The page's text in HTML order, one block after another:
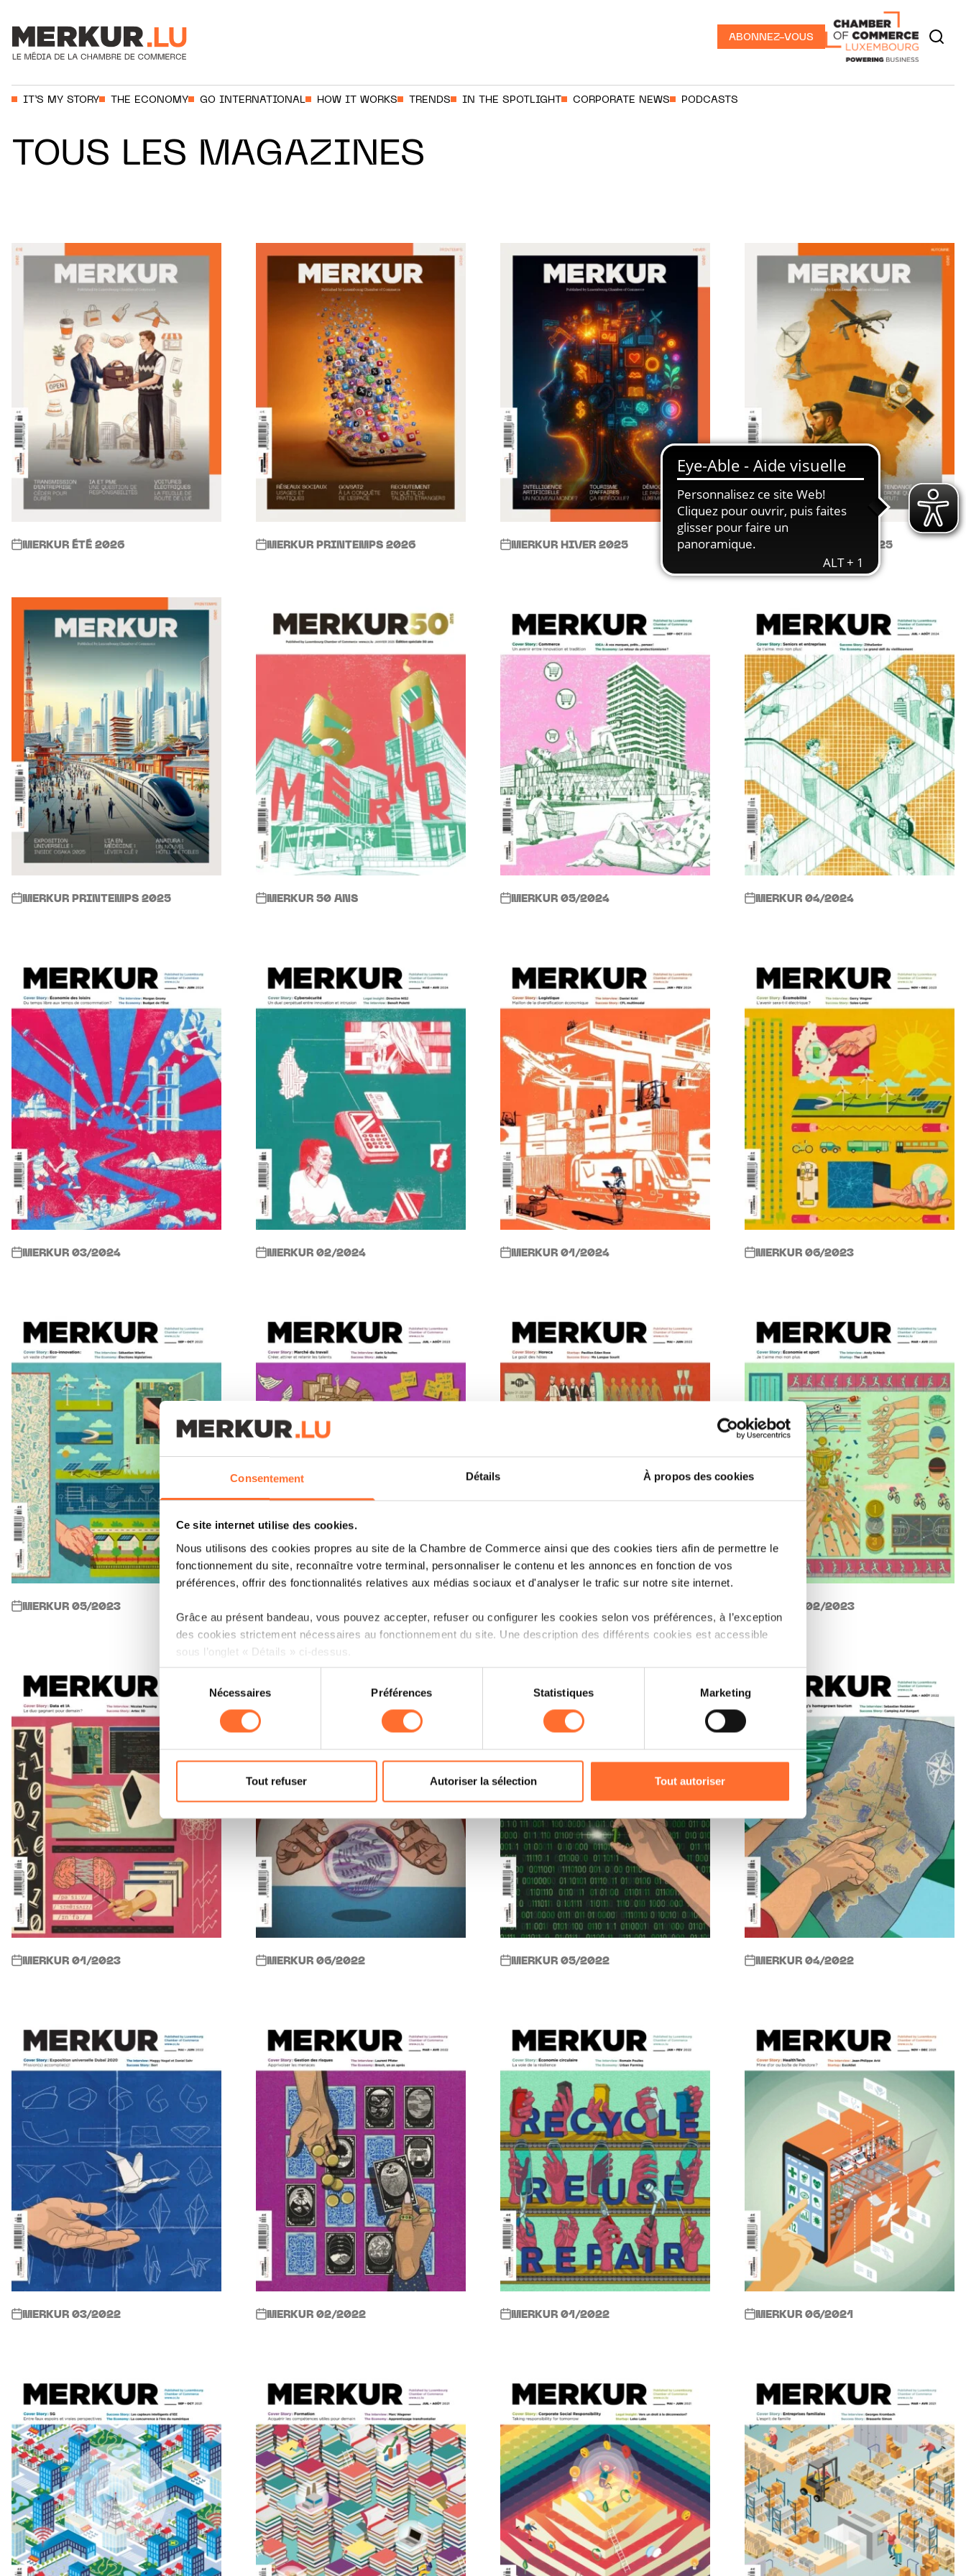
Consentement Détails À propos des cookies
Ce site internet utilise des cookies.
Nous utilisons des cookies propres au site de la Chambre de Commerce ainsi que des cookies tiers afin de permettre le
fonctionnement du site, reconnaître votre terminal, personnaliser le contenu et les annonces en fonction de vos
préférences, offrir des fonctionnalités relatives aux médias sociaux et d'analyser le trafic sur notre site internet.
Grâce au présent bandeau, vous pouvez accepter, refuser ou configurer les cookies selon vos préférences, à l’exception
des cookies strictement nécessaires au fonctionnement du site. Une description des différents cookies est accessible
sous l’onglet « Détails » ci-dessus.
Il est précisé que la navigation sur le site et certaines fonctionnalités (ex : lecture de vidéos, partage sur les réseaux
sociaux, sauvegarde des préférences de lecture vidéo, personnalisation de l’affichage du site) peuvent être affectées en
cas de refus de tous les cookies ou des cookies non nécessaires.
Pour de plus amples informations sur la manière dont nous utilisons lescookies et sommes amenés à traiter vos données
personnelles, vous pouvez consulter notreCharte d’usage des cookieset notrePolitique de protection des données
personnelles.
consentement
Nécessaires Préférences Statistiques Marketing
Tout refuser Autoriser la sélection Tout autoriser
ABONNEZ-VOUS
IT’S MY STORY THE ECONOMY GO INTERNATIONAL HOW IT WORKS TRENDS IN THE SPOTLIGHT CORPORATE NEWS PODCASTS
TOUS LES MAGAZINES
MERKUR ÉTÉ 2026 MERKUR PRINTEMPS 2026 MERKUR HIVER 2025 MERKUR AUTOMNE 2025
MERKUR PRINTEMPS 2025 MERKUR 50 ANS MERKUR 05/2024 MERKUR 04/2024
MERKUR 03/2024 MERKUR 02/2024 MERKUR 01/2024 MERKUR 06/2023
MERKUR 05/2023 MERKUR 02/2023
MERKUR 01/2023 MERKUR 06/2022 MERKUR 05/2022 MERKUR 04/2022
MERKUR 03/2022 MERKUR 02/2022 MERKUR 01/2022 MERKUR 06/2021